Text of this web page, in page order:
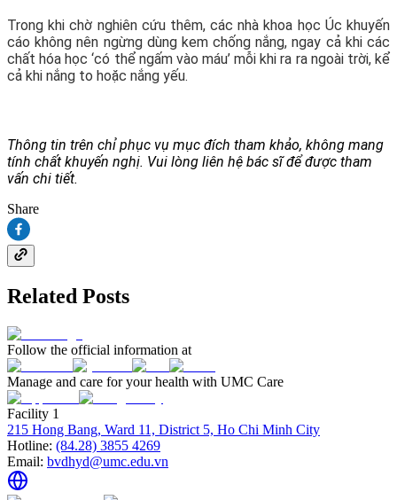
Trong khi chờ nghiên cứu thêm, các nhà khoa học Úc khuyến
cáo không nên ngừng dùng kem chống nắng, ngay cả khi các
chất hóa học ‘có thể ngấm vào máu’ mỗi khi ra ra ngoài trời, kể
cả khi nắng to hoặc nắng yếu.
Thông tin trên chỉ phục vụ mục đích tham khảo, không mang
tính chất khuyến nghị. Vui lòng liên hệ bác sĩ để được tham
vấn chi tiết.
Share
Related Posts
Follow the official information at
Manage and care for your health with UMC Care
Facility 1
215 Hong Bang, Ward 11, District 5, Ho Chi Minh City
Hotline: (84.28) 3855 4269
Email: bvdhyd@umc.edu.vn